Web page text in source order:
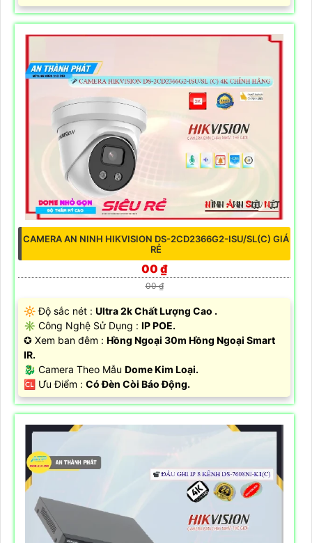
CAMERA AN NINH HIKVISION DS-2CD2366G2-ISU/SL(C) GIÁ
RẺ
00 ₫
00 ₫
🔆 Độ sắc nét : Ultra 2k Chất Lượng Cao .
✳️ Công Nghệ Sử Dụng : IP POE.
✪ Xem ban đêm : Hồng Ngoại 30m Hồng Ngoại Smart
IR.
🐉️ Camera Theo Mẫu Dome Kim Loại.
️🆑 Ưu Điểm : Có Đèn Còi Báo Động.